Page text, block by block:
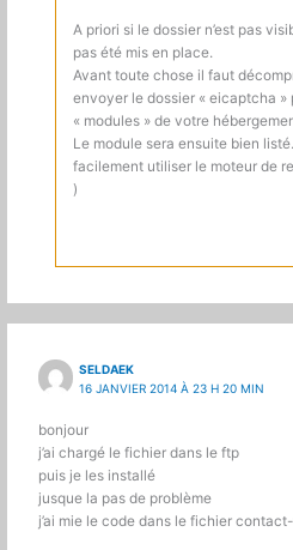
A priori si le dossier n’est pas
pas été mis en place.
Avant toute chose il faut
envoyer le dossier « eicaptcha »
« modules » de votre
Le module sera ensuite bien
facilement utiliser le moteur de
)
SELDAEK
16 JANVIER 2014 À 23 H 20 MIN
bonjour
j’ai chargé le fichier dans le ftp
puis je les installé
jusque la pas de problème
j’ai mie le code dans le fichier